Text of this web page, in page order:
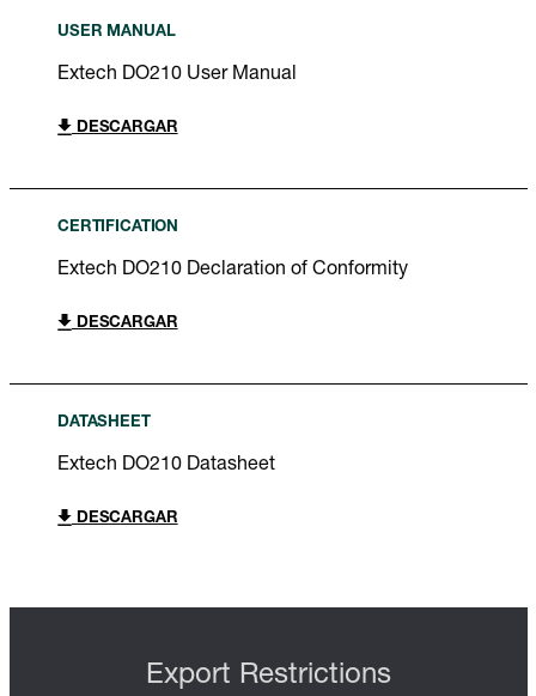
USER MANUAL
Extech DO210 User Manual
DESCARGAR
CERTIFICATION
Extech DO210 Declaration of Conformity
DESCARGAR
DATASHEET
Extech DO210 Datasheet
DESCARGAR
Export Restrictions